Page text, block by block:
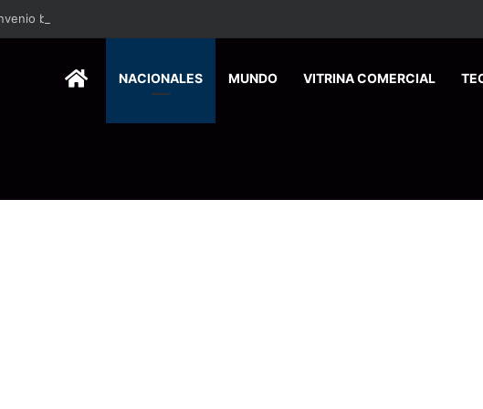
busca fortalecer los servicios para turistas en puestos fronterizos
HOMENACIONALES MUNDO VITRINA COMERCIAL